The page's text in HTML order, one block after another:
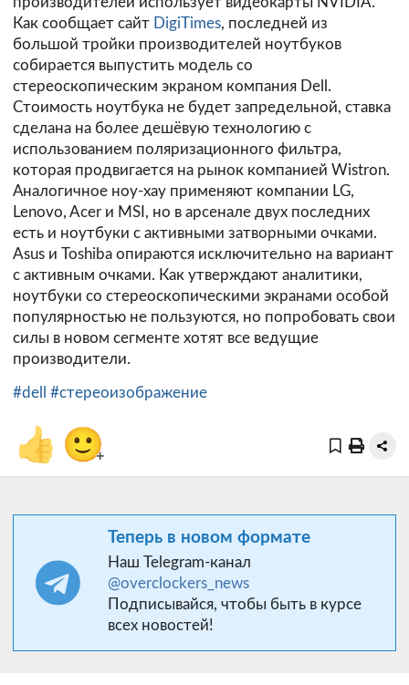
Как сообщает сайт DigiTimes, последней из
большой тройки производителей ноутбуков
собирается выпустить модель со
стереоскопическим экраном компания Dell.
Стоимость ноутбука не будет запредельной, ставка
сделана на более дешёвую технологию с
использованием поляризационного фильтра,
которая продвигается на рынок компанией Wistron.
Аналогичное ноу-хау применяют компании LG,
Lenovo, Acer и MSI, но в арсенале двух последних
есть и ноутбуки с активными затворными очками.
Asus и Toshiba опираются исключительно на вариант
с активным очками. Как утверждают аналитики,
ноутбуки со стереоскопическими экранами особой
популярностью не пользуются, но попробовать свои
силы в новом сегменте хотят все ведущие
производители.
#dell #стереоизображение
👍 🙂+
Теперь в новом формате
Наш Telegram-канал
@overclockers_news
Подписывайся, чтобы быть в курсе
всех новостей!